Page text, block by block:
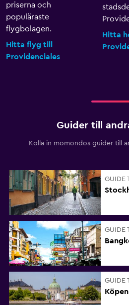
priserna och
populäraste
flygbolagen.
Hitta flyg till
Providenciales
Hitta
Guider till
Kolla in momondos guider till
GUIDE
GUIDE
GUIDE